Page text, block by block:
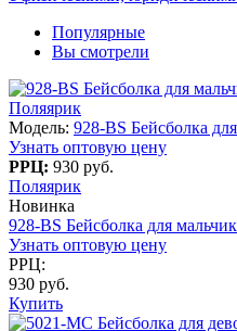
Популярные
Вы смотрели
Поляярик
Модель: 928-BS Бейсболка
Узнать оптовую цену
РРЦ: 930 руб.
Поляярик
Новинка
928-BS Бейсболка для
Узнать оптовую цену
РРЦ:
930 руб.
Купить